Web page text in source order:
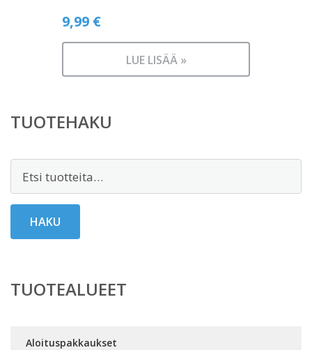
9,99 €
LUE LISÄÄ »
TUOTEHAKU
HAKU
TUOTEALUEET
Aloituspakkaukset